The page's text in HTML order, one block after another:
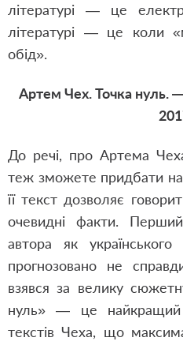
літературі — це
літературі — це коли
обід».
Артем Чех. Точка нуль.
До речі, про Артема
теж зможете придбати
її текст дозволяє
очевидні факти.
автора як
прогнозовано не
взявся за велику
нуль» — це найкращий
текстів Чеха, що